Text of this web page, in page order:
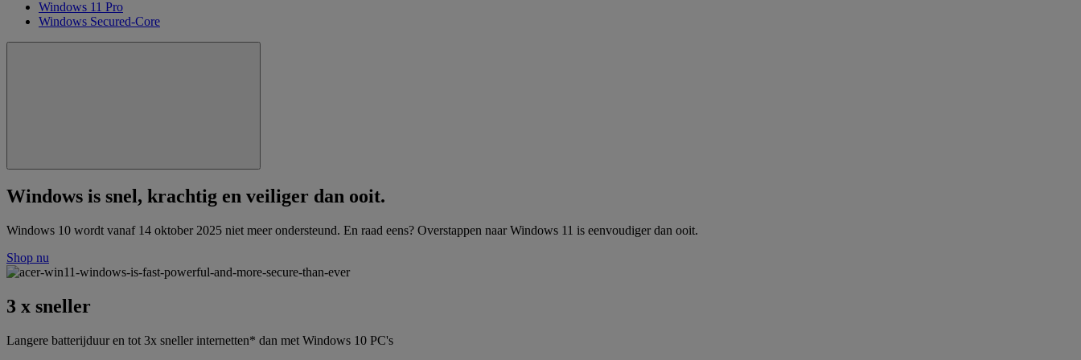
Windows 11 Pro
Windows Secured-Core
Windows is snel, krachtig en veiliger dan ooit.
Windows 10 wordt vanaf 14 oktober 2025 niet meer ondersteund. En raad eens? Overstappen naar Windows 11 is eenvoudiger dan ooit.
Shop nu
3 x sneller
Langere batterijduur en tot 3x sneller internetten* dan met Windows 10 PC's